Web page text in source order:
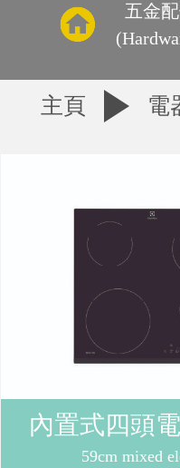
優
惠
購
登
入
五金
主頁 電
內置式四頭
59cm mixed